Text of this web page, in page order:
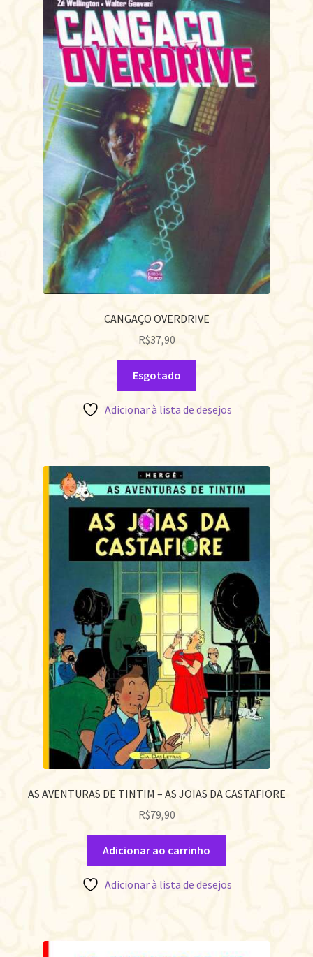
CANGAÇO OVERDRIVE
R$37,90
Esgotado
Adicionar à lista de desejos
AS AVENTURAS DE TINTIM – AS JOIAS DA CASTAFIORE
R$79,90
Adicionar ao carrinho
Adicionar à lista de desejos